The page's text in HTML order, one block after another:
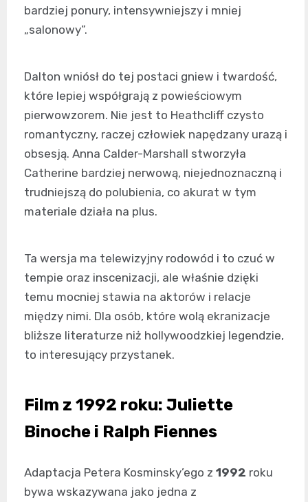
bardziej ponury, intensywniejszy i mniej
„salonowy”.
Dalton wniósł do tej postaci gniew i twardość,
które lepiej współgrają z powieściowym
pierwowzorem. Nie jest to Heathcliff czysto
romantyczny, raczej człowiek napędzany urazą i
obsesją. Anna Calder-Marshall stworzyła
Catherine bardziej nerwową, niejednoznaczną i
trudniejszą do polubienia, co akurat w tym
materiale działa na plus.
Ta wersja ma telewizyjny rodowód i to czuć w
tempie oraz inscenizacji, ale właśnie dzięki
temu mocniej stawia na aktorów i relacje
między nimi. Dla osób, które wolą ekranizacje
bliższe literaturze niż hollywoodzkiej legendzie,
to interesujący przystanek.
Film z 1992 roku: Juliette
Binoche i Ralph Fiennes
Adaptacja Petera Kosminsky’ego z 1992 roku
bywa wskazywana jako jedna z